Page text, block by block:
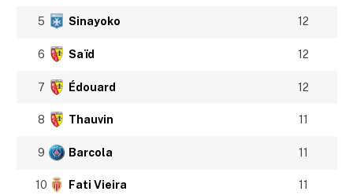
5 Sinayoko 12
6 Saïd 12
7 Édouard 12
8 Thauvin 11
9 Barcola 11
10 Fati Vieira 11